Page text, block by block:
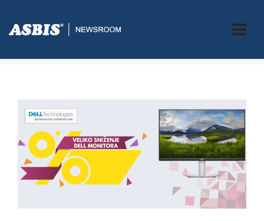
ASBIS.BA>AKCIJE> DELL MONITORI: RASPRODAJA MODELA SA